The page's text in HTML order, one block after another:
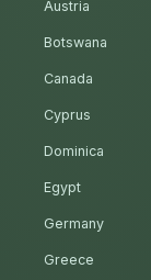
Austria
Botswana
Canada
Cyprus
Dominica
Egypt
Germany
Greece